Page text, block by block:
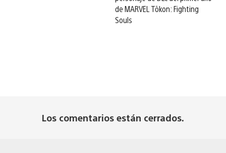
de MARVEL Tōkon: Fighting
Souls
Los comentarios están cerrados.